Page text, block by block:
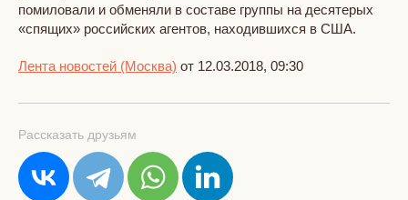
помиловали и обменяли в составе группы на десятерых
«спящих» российских агентов, находившихся в США.
Лента новостей (Москва) от 12.03.2018, 09:30
Рассказать друзьям